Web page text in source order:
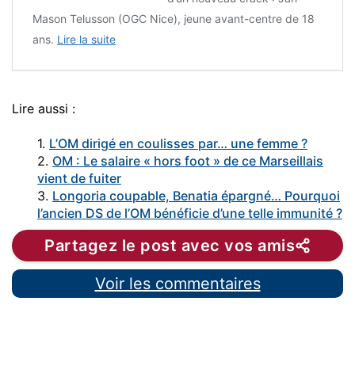
Mason Telusson (OGC Nice), jeune avant-centre de 18
ans. Lire la suite
Lire aussi :
1. L’OM dirigé en coulisses par… une femme ?
2. OM : Le salaire « hors foot » de ce Marseillais
vient de fuiter
3. Longoria coupable, Benatia épargné… Pourquoi
l’ancien DS de l’OM bénéficie d’une telle immunité ?
Partagez le post avec vos amis
Voir les commentaires